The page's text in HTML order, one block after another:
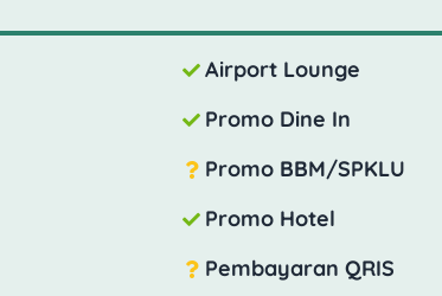
Airport Lounge
Promo Dine In
Promo BBM/SPKLU
Promo Hotel
Pembayaran QRIS